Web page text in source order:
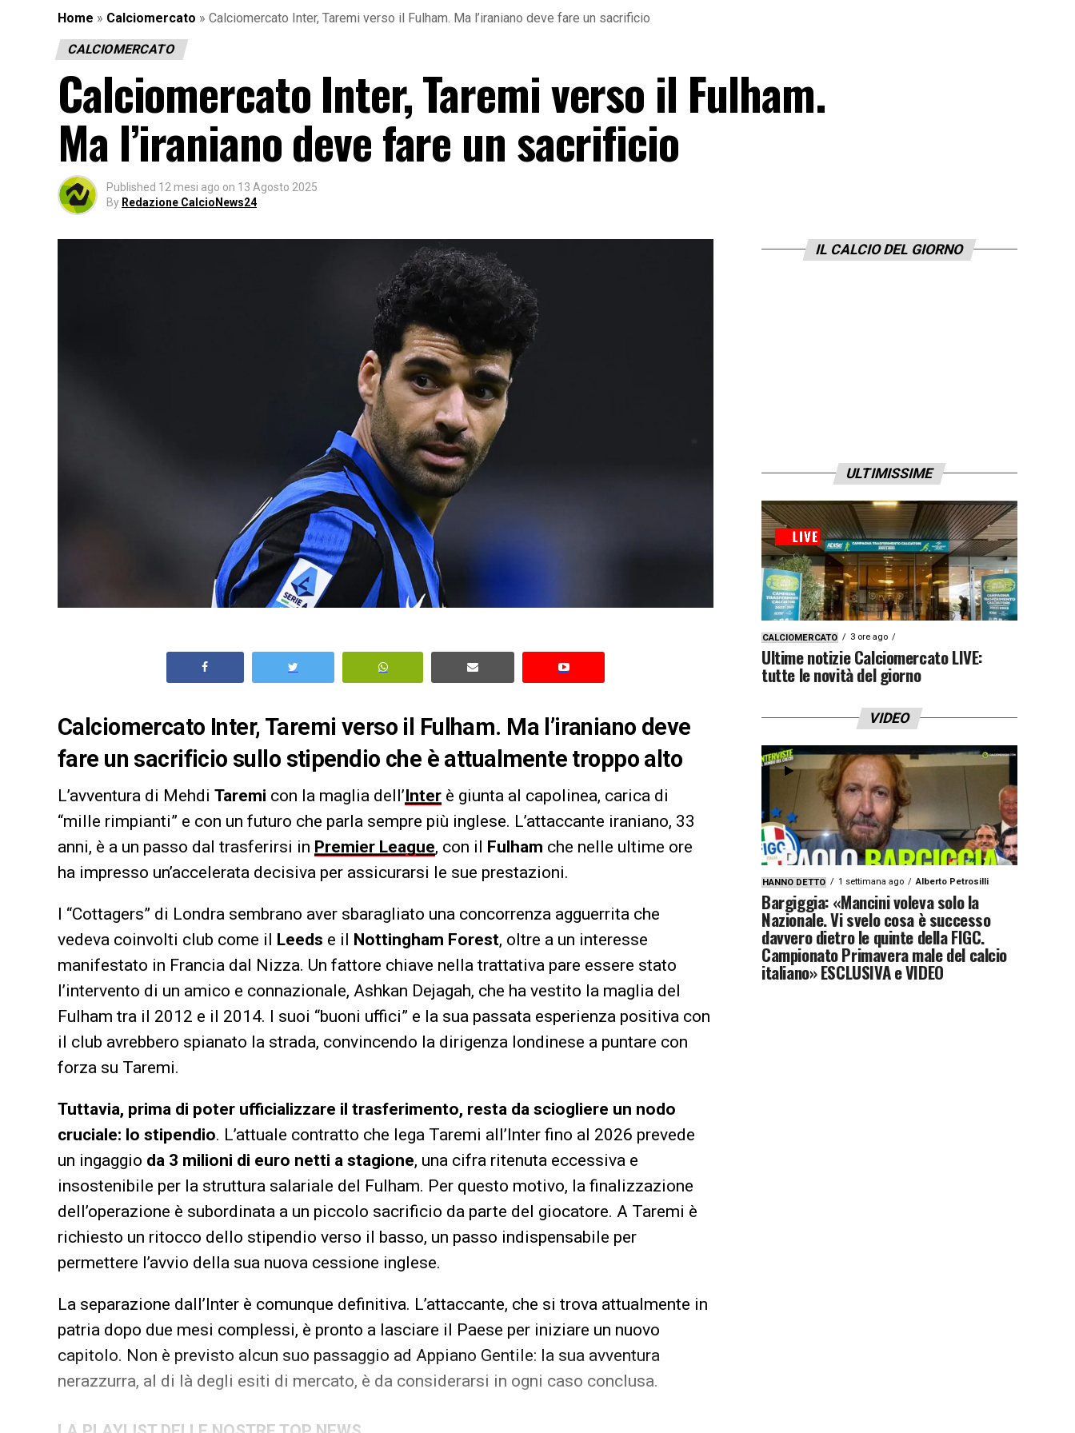
Home » Calciomercato » Calciomercato Inter, Taremi verso il Fulham. Ma l’iraniano deve fare un sacrificio
CALCIOMERCATO
Calciomercato Inter, Taremi verso il Fulham.
Ma l’iraniano deve fare un sacrificio
Published 12 mesi ago on 13 Agosto 2025
By Redazione CalcioNews24
Calciomercato Inter, Taremi verso il Fulham. Ma l’iraniano deve
fare un sacrificio sullo stipendio che è attualmente troppo alto
L’avventura di Mehdi Taremi con la maglia dell’Inter è giunta al capolinea, carica di
“mille rimpianti” e con un futuro che parla sempre più inglese. L’attaccante iraniano, 33
anni, è a un passo dal trasferirsi in Premier League, con il Fulham che nelle ultime ore
ha impresso un’accelerata decisiva per assicurarsi le sue prestazioni.
I “Cottagers” di Londra sembrano aver sbaragliato una concorrenza agguerrita che
vedeva coinvolti club come il Leeds e il Nottingham Forest, oltre a un interesse
manifestato in Francia dal Nizza. Un fattore chiave nella trattativa pare essere stato
l’intervento di un amico e connazionale, Ashkan Dejagah, che ha vestito la maglia del
Fulham tra il 2012 e il 2014. I suoi “buoni uffici” e la sua passata esperienza positiva con
il club avrebbero spianato la strada, convincendo la dirigenza londinese a puntare con
forza su Taremi.
Tuttavia, prima di poter ufficializzare il trasferimento, resta da sciogliere un nodo
cruciale: lo stipendio. L’attuale contratto che lega Taremi all’Inter fino al 2026 prevede
un ingaggio da 3 milioni di euro netti a stagione, una cifra ritenuta eccessiva e
insostenibile per la struttura salariale del Fulham. Per questo motivo, la finalizzazione
dell’operazione è subordinata a un piccolo sacrificio da parte del giocatore. A Taremi è
richiesto un ritocco dello stipendio verso il basso, un passo indispensabile per
permettere l’avvio della sua nuova cessione inglese.
La separazione dall’Inter è comunque definitiva. L’attaccante, che si trova attualmente in
patria dopo due mesi complessi, è pronto a lasciare il Paese per iniziare un nuovo
capitolo. Non è previsto alcun suo passaggio ad Appiano Gentile: la sua avventura
nerazzurra, al di là degli esiti di mercato, è da considerarsi in ogni caso conclusa.
IL CALCIO DEL GIORNO
ULTIMISSIME
CALCIOMERCATO 3 ore ago
Ultime notizie Calciomercato LIVE:
tutte le novità del giorno
VIDEO
HANNO DETTO 1 settimana ago Alberto Petrosilli
Bargiggia: «Mancini voleva solo la
Nazionale. Vi svelo cosa è successo
davvero dietro le quinte della FIGC.
Campionato Primavera male del calcio
italiano» ESCLUSIVA e VIDEO